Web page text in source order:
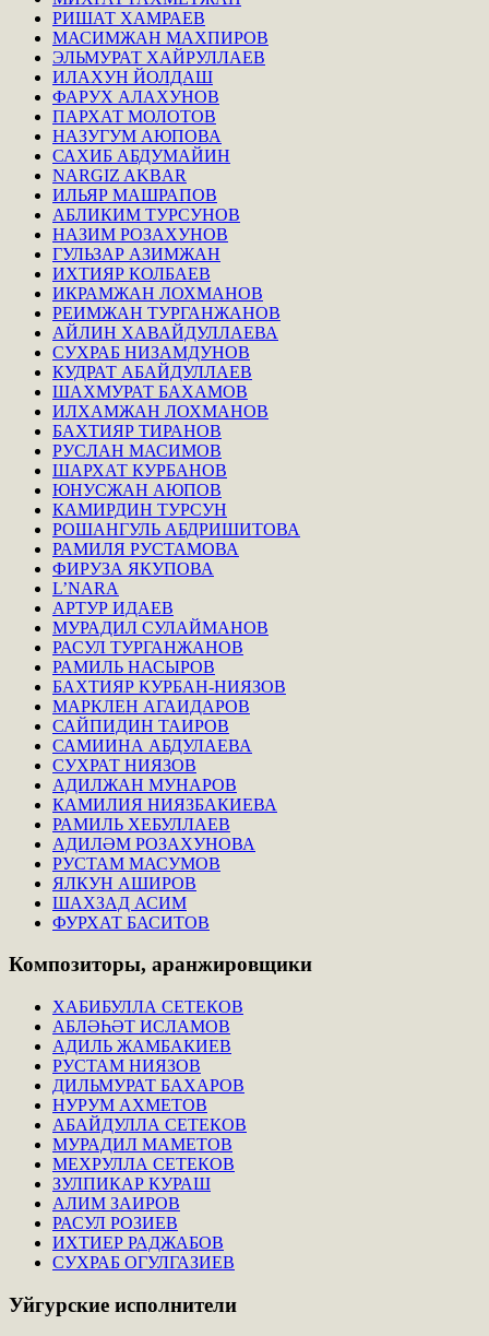
РИШАТ ХАМРАЕВ
МАСИМЖАН МАХПИРОВ
ЭЛЬМУРАТ ХАЙРУЛЛАЕВ
ИЛАХУН ЙОЛДАШ
ФАРУХ АЛАХУНОВ
ПАРХАТ МОЛОТОВ
НАЗУГУМ АЮПОВА
САХИБ АБДУМАЙИН
NARGIZ AKBAR
ИЛЬЯР МАШРАПОВ
АБЛИКИМ ТУРСУНОВ
НАЗИМ РОЗАХУНОВ
ГУЛЬЗАР АЗИМЖАН
ИХТИЯР КОЛБАЕВ
ИКРАМЖАН ЛОХМАНОВ
РЕИМЖАН ТУРГАНЖАНОВ
АЙЛИН ХАВАЙДУЛЛАЕВА
СУХРАБ НИЗАМДУНОВ
КУДРАТ АБАЙДУЛЛАЕВ
ШАХМУРАТ БАХАМОВ
ИЛХАМЖАН ЛОХМАНОВ
БАХТИЯР ТИРАНОВ
РУСЛАН МАСИМОВ
ШАРХАТ КУРБАНОВ
ЮНУСЖАН АЮПОВ
КАМИРДИН ТУРСУН
РОШАНГУЛЬ АБДРИШИТОВА
РАМИЛЯ РУСТАМОВА
ФИРУЗА ЯКУПОВА
L’NARA
АРТУР ИДАЕВ
МУРАДИЛ СУЛАЙМАНОВ
РАСУЛ ТУРГАНЖАНОВ
РАМИЛЬ НАСЫРОВ
БАХТИЯР КУРБАН-НИЯЗОВ
МАРКЛЕН АГАИДАРОВ
САЙПИДИН ТАИРОВ
САМИИНА АБДУЛАЕВА
СУХРАТ НИЯЗОВ
АДИЛЖАН МУНАРОВ
КАМИЛИЯ НИЯЗБАКИЕВА
РАМИЛЬ ХЕБУЛЛАЕВ
АДИЛӘМ РОЗАХУНОВА
РУСТАМ МАСУМОВ
ЯЛКУН АШИРОВ
ШАХЗАД АСИМ
ФУРХАТ БАСИТОВ
Композиторы, аранжировщики
ХАБИБУЛЛА СЕТЕКОВ
АБЛӘҺӘТ ИСЛАМОВ
АДИЛЬ ЖАМБАКИЕВ
РУСТАМ НИЯЗОВ
ДИЛЬМУРАТ БАХАРОВ
НУРУМ АХМЕТОВ
АБАЙДУЛЛА СЕТЕКОВ
МУРАДИЛ МАМЕТОВ
МЕХРУЛЛА СЕТЕКОВ
ЗУЛПИКАР КУРАШ
АЛИМ ЗАИРОВ
РАСУЛ РОЗИЕВ
ИХТИЕР РАДЖАБОВ
СУХРАБ ОГУЛГАЗИЕВ
Уйгурские исполнители